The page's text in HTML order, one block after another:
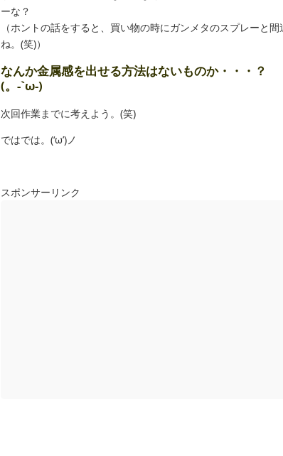
ーな？
（ホントの話をすると、買い物の時にガンメタのスプレーと
ね。(笑)）
なんか金属感を出せる方法はないものか・・・？
(。-`ω-)
次回作業までに考えよう。(笑)
ではでは。(‘ω’)ノ
スポンサーリンク